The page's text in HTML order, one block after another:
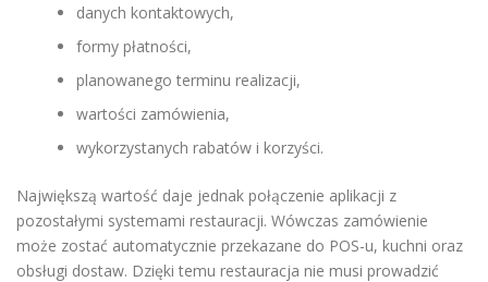
danych kontaktowych,
formy płatności,
planowanego terminu realizacji,
wartości zamówienia,
wykorzystanych rabatów i korzyści.
Największą wartość daje jednak połączenie aplikacji z
pozostałymi systemami restauracji. Wówczas zamówienie
może zostać automatycznie przekazane do POS-u, kuchni oraz
obsługi dostaw. Dzięki temu restauracja nie musi prowadzić